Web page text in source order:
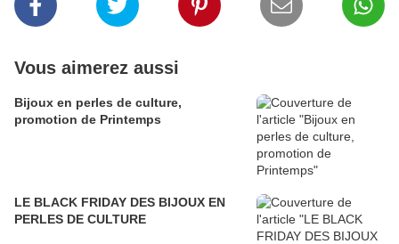
Vous aimerez aussi
Bijoux en perles de culture,
promotion de Printemps
LE BLACK FRIDAY DES BIJOUX EN
PERLES DE CULTURE